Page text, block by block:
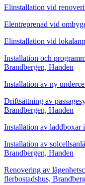
Elinstallation vid
Elentreprenad vid
Elinstallation vid
Installation och
Brandbergen, Handen
Installation av ny
Driftsättning av
Brandbergen, Handen
Installation av laddboxar
Installation av
Brandbergen, Handen
Renovering av
flerbostadshus,